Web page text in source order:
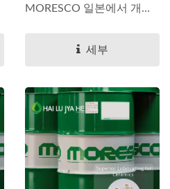
MORESCO 일본에서 개발
세부